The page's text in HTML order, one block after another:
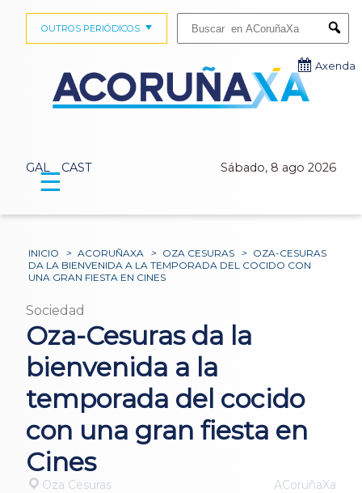
GAL CAST Sábado, 8 ago 2026
OUTROS PERIÓDICOS
Axenda
☰
INICIO > ACORUÑAXA > OZA CESURAS > OZA-CESURAS
DA LA BIENVENIDA A LA TEMPORADA DEL COCIDO CON
UNA GRAN FIESTA EN CINES
Sociedad
Oza-Cesuras da la
bienvenida a la
temporada del cocido
con una gran fiesta en
Cines
Oza Cesuras ACoruñaXa